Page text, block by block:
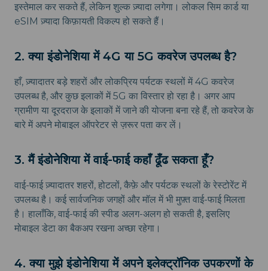
इस्तेमाल कर सकते हैं, लेकिन शुल्क ज़्यादा लगेगा। लोकल सिम कार्ड या
eSIM ज़्यादा किफ़ायती विकल्प हो सकते हैं।
2. क्या इंडोनेशिया में 4G या 5G कवरेज उपलब्ध है?
हाँ, ज़्यादातर बड़े शहरों और लोकप्रिय पर्यटक स्थलों में 4G कवरेज
उपलब्ध है, और कुछ इलाकों में 5G का विस्तार हो रहा है। अगर आप
ग्रामीण या दूरदराज के इलाकों में जाने की योजना बना रहे हैं, तो कवरेज के
बारे में अपने मोबाइल ऑपरेटर से ज़रूर पता कर लें।
3. मैं इंडोनेशिया में वाई-फाई कहाँ ढूँढ सकता हूँ?
वाई-फाई ज़्यादातर शहरों, होटलों, कैफ़े और पर्यटक स्थलों के रेस्टोरेंट में
उपलब्ध है। कई सार्वजनिक जगहों और मॉल में भी मुफ़्त वाई-फाई मिलता
है। हालाँकि, वाई-फाई की स्पीड अलग-अलग हो सकती है, इसलिए
मोबाइल डेटा का बैकअप रखना अच्छा रहेगा।
4. क्या मुझे इंडोनेशिया में अपने इलेक्ट्रॉनिक उपकरणों के